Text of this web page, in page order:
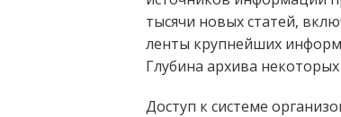
тысячи новых статей,
ленты крупнейших
Глубина архива
Доступ к системе